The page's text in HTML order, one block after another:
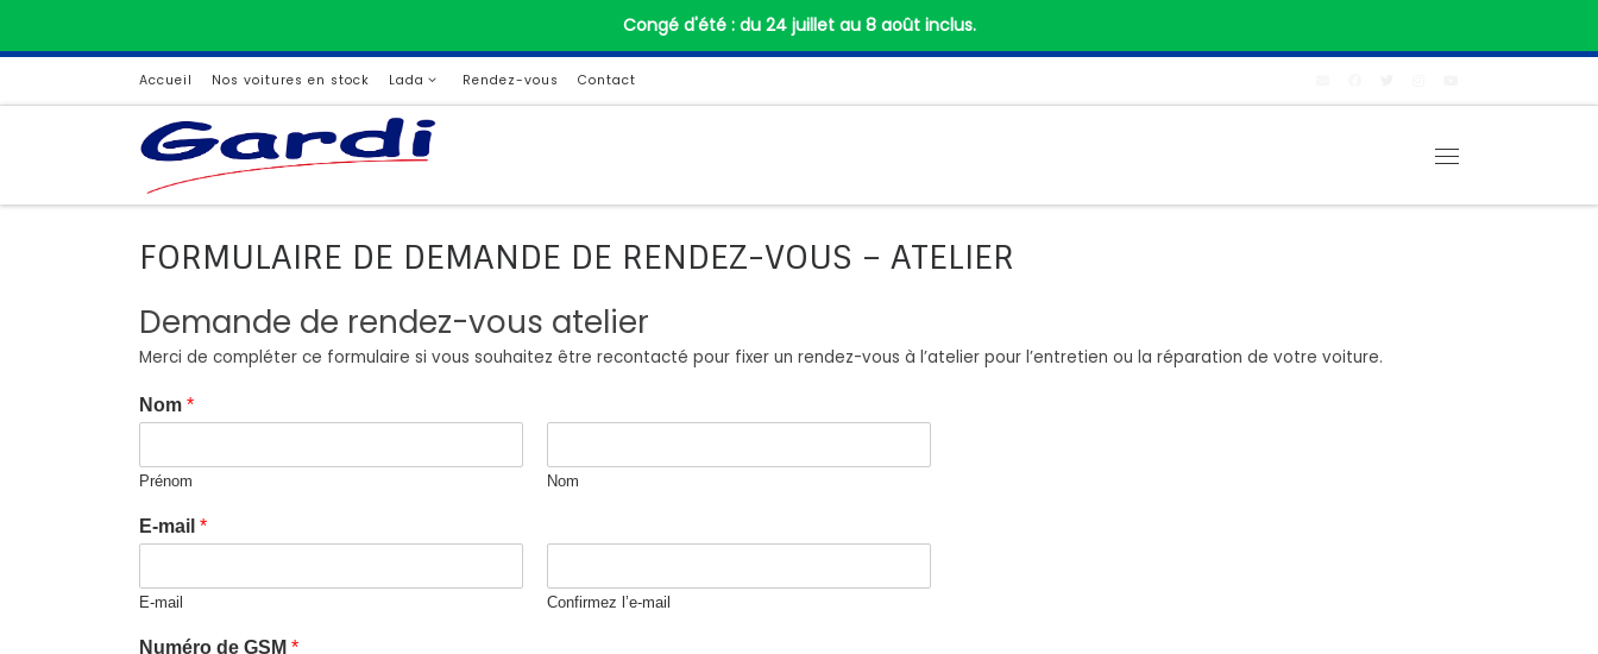
Congé d'été : du 24 juillet au 8 août inclus.
Accueil Nos voitures en stock Lada Rendez-vous Contact
FORMULAIRE DE DEMANDE DE RENDEZ-VOUS – ATELIER
Demande de rendez-vous atelier
Merci de compléter ce formulaire si vous souhaitez être recontacté pour fixer un rendez-vous à l’atelier pour l’entretien ou la réparation de votre voiture.
Nom *
Prénom Nom
E-mail *
E-mail Confirmez l’e-mail
Numéro de GSM *